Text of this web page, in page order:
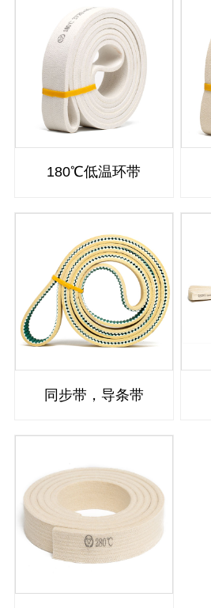
180℃低温环带
同步带，导条带